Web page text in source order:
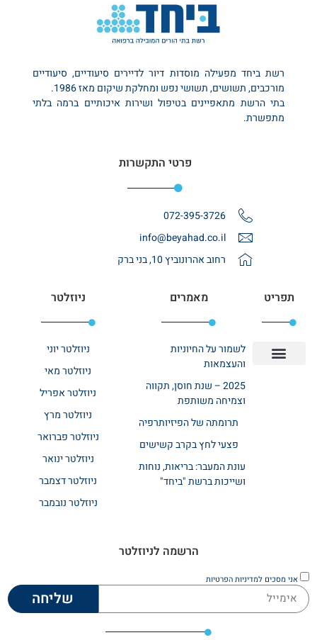
רשת ביחד מפעילה מוסדות דיור לדיירים סיעודיים, סיעודיים
מורכבים, תשושים, תשושי נפש ומחלקת שיקום מאז 1986.
בתי הרשת מתאפיינים בטיפול ושירות איכותיים ברמה בלתי
מתפשרת.
פרטי התקשרות
072-395-3726
info@beyahad.co.il
רחוב אהרונוביץ 10, בני ברק
תפריט מאמרים
לשמור על החיוניות
והעצמאות
2025 – שנת חוסן, תקווה
וצמיחה משותפת
תרומתה של הפיזיותרפיה
פצעי לחץ בקרב קשישים
עונת המעבר: בריאות, נוחות
ושייכות ברשת "ביחד"
ניוזלטר
ניוזלטר יוני
ניוזלטר מאי
ניוזלטר אפריל
ניוזלטר מרץ
ניוזלטר פברואר
ניוזלטר ינואר
ניוזלטר דצמבר
ניוזלטר נובמבר
הרשמה לניוזלטר
אני מסכים למדיניות הפרטיות
שליחה